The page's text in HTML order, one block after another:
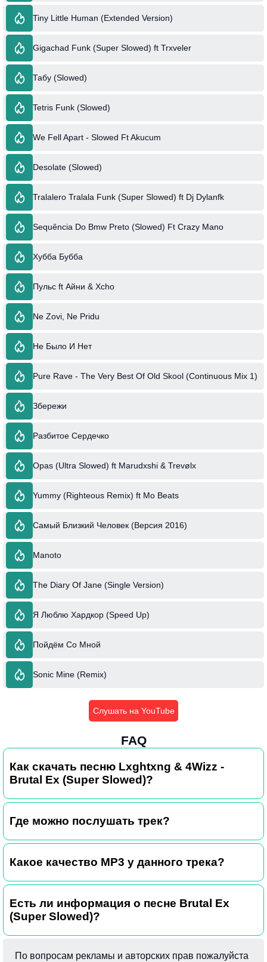
Tiny Little Human (Extended Version)
Gigachad Funk (Super Slowed) ft Trxveler
Табу (Slowed)
Tetris Funk (Slowed)
We Fell Apart - Slowed Ft Akucum
Desolate (Slowed)
Tralalero Tralala Funk (Super Slowed) ft Dj Dylanfk
Sequência Do Bmw Preto (Slowed) Ft Crazy Mano
Хубба Бубба
Пульс ft Айни & Xcho
Ne Zovi, Ne Pridu
Не Было И Нет
Pure Rave - The Very Best Of Old Skool (Continuous Mix 1)
Збережи
Разбитое Сердечко
Opas (Ultra Slowed) ft Marudxshi & Trevølx
Yummy (Righteous Remix) ft Mo Beats
Самый Близкий Человек (Версия 2016)
Manoto
The Diary Of Jane (Single Version)
Я Люблю Хардкор (Speed Up)
Пойдём Со Мной
Sonic Mine (Remix)
Слушать на YouTube
FAQ
Как скачать песню Lxghtxng & 4Wizz -
Brutal Ex (Super Slowed)?
Где можно послушать трек?
Какое качество MP3 у данного трека?
Есть ли информация о песне Brutal Ex
(Super Slowed)?
По вопросам рекламы и авторских прав пожалуйста